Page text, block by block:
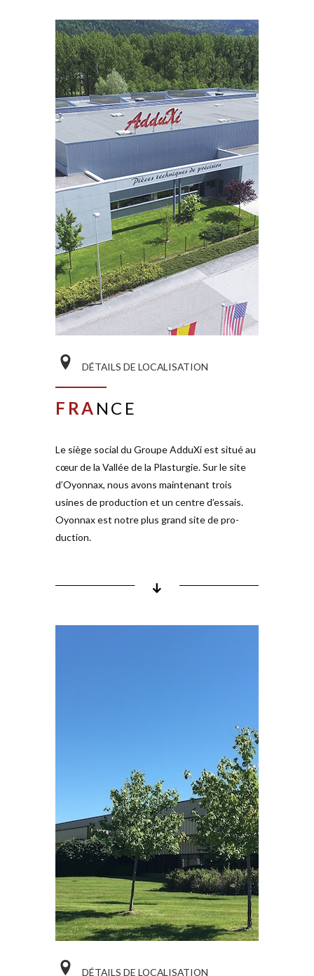
DÉTAILS DE LOCALISATION
FAITS
Gamme de ser­vices:
CONTACT
AdduXi S.A.S.
FRA NCE
Le siège social du Groupe AdduXi est situé au
cœur de la Vallée de la Plas­turgie. Sur le site
d’Oyonnax, nous avons main­tenant trois
usines de pro­duction et un centre d’essais.
Oyonnax est notre plus grand site de pro­
duction.
DÉTAILS DE LOCALISATION
FAITS